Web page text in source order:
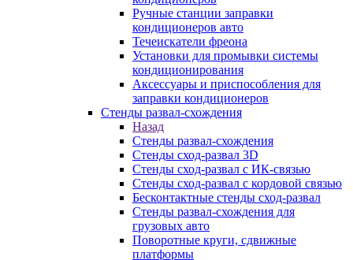
Ручные станции заправки
кондиционеров авто
Течеискатели фреона
Установки для промывки системы
кондиционирования
Аксессуары и приспособления для
заправки кондиционеров
Стенды развал-схождения
Назад
Стенды развал-схождения
Стенды сход-развал 3D
Стенды сход-развал с ИК-связью
Стенды сход-развал с кордовой связью
Бесконтактные стенды сход-развал
Стенды развал-схождения для
грузовых авто
Поворотные круги, сдвижные
платформы